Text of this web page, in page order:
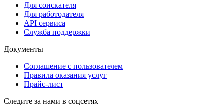
Для соискателя
Для работодателя
API сервиса
Служба поддержки
Документы
Соглашение с пользователем
Правила оказания услуг
Прайс-лист
Следите за нами в соцсетях